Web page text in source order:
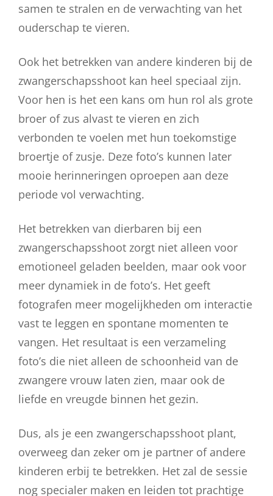
samen te stralen en de verwachting van het
ouderschap te vieren.
Ook het betrekken van andere kinderen bij de
zwangerschapsshoot kan heel speciaal zijn.
Voor hen is het een kans om hun rol als grote
broer of zus alvast te vieren en zich
verbonden te voelen met hun toekomstige
broertje of zusje. Deze foto’s kunnen later
mooie herinneringen oproepen aan deze
periode vol verwachting.
Het betrekken van dierbaren bij een
zwangerschapsshoot zorgt niet alleen voor
emotioneel geladen beelden, maar ook voor
meer dynamiek in de foto’s. Het geeft
fotografen meer mogelijkheden om interactie
vast te leggen en spontane momenten te
vangen. Het resultaat is een verzameling
foto’s die niet alleen de schoonheid van de
zwangere vrouw laten zien, maar ook de
liefde en vreugde binnen het gezin.
Dus, als je een zwangerschapsshoot plant,
overweeg dan zeker om je partner of andere
kinderen erbij te betrekken. Het zal de sessie
nog specialer maken en leiden tot prachtige